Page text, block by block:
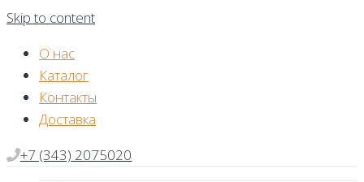
Skip to content
О нас
Каталог
Контакты
Доставка
+7 (343) 2075020